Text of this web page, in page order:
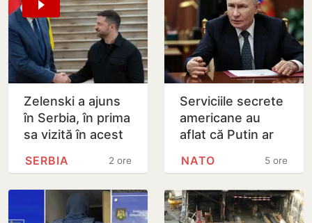
Zelenski a ajuns
în Serbia, în prima
sa vizită în acest
tradițional al
2 ore
SERBIA
Serviciile secrete
americane au
aflat că Putin ar
cu un atac chiar în
5 ore
NATO